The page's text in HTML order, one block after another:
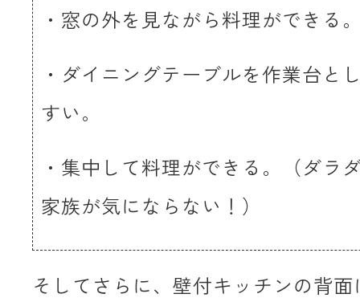
・窓の外を見ながら料理ができる
・ダイニングテーブルを作業台と
すい。
・集中して料理ができる。（ダラ
家族が気にならない！）
そしてさらに、壁付キッチンの背